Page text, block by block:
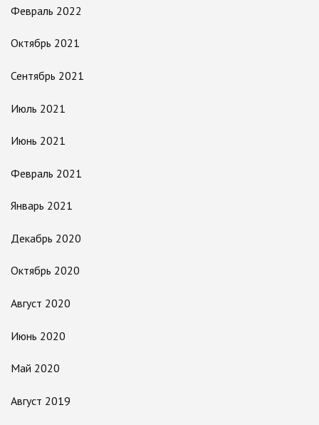
Февраль 2022
Октябрь 2021
Сентябрь 2021
Июль 2021
Июнь 2021
Февраль 2021
Январь 2021
Декабрь 2020
Октябрь 2020
Август 2020
Июнь 2020
Май 2020
Август 2019